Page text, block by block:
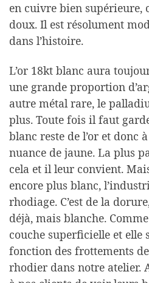
en cuivre bien supérieure,
doux. Il est résolument
dans l’histoire.
L’or 18kt blanc aura
une grande proportion
autre métal rare, le
plus. Toute fois il faut
blanc reste de l’or et donc
nuance de jaune. La plus
cela et il leur convient.
encore plus blanc,
rhodiage. C’est de la
déjà, mais blanche.
couche superficielle et elle
fonction des frottements
rhodier dans notre atelier.